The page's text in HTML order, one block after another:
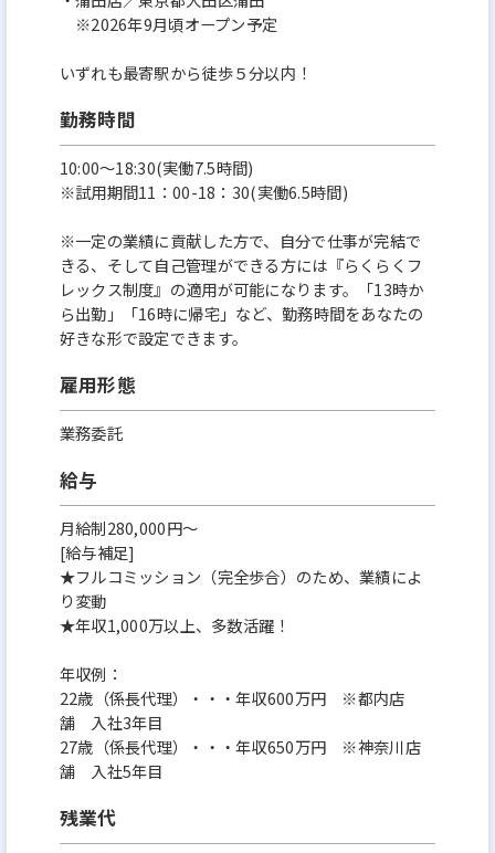
※2026年9月頃オープン予定
いずれも最寄駅から徒歩５分以内！
勤務時間
10:00〜18:30(実働7.5時間)
※試用期間11：00-18：30(実働6.5時間)
※一定の業績に貢献した方で、自分で仕事が完結で
きる、そして自己管理ができる方には『らくらくフ
レックス制度』の適用が可能になります。「13時か
ら出勤」「16時に帰宅」など、勤務時間をあなたの
好きな形で設定できます。
雇用形態
業務委託
給与
月給制280,000円～
[給与補足]
★フルコミッション（完全歩合）のため、業績によ
り変動
★年収1,000万以上、多数活躍！
年収例：
22歳（係長代理）・・・年収600万円 ※都内店
舗 入社3年目
27歳（係長代理）・・・年収650万円 ※神奈川店
舗 入社5年目
残業代